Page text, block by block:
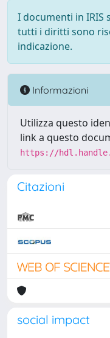
I documenti in
tutti i diritti sono
indicazione.
Informazioni
Utilizza questo
link a questo
https://
Citazioni
social impact